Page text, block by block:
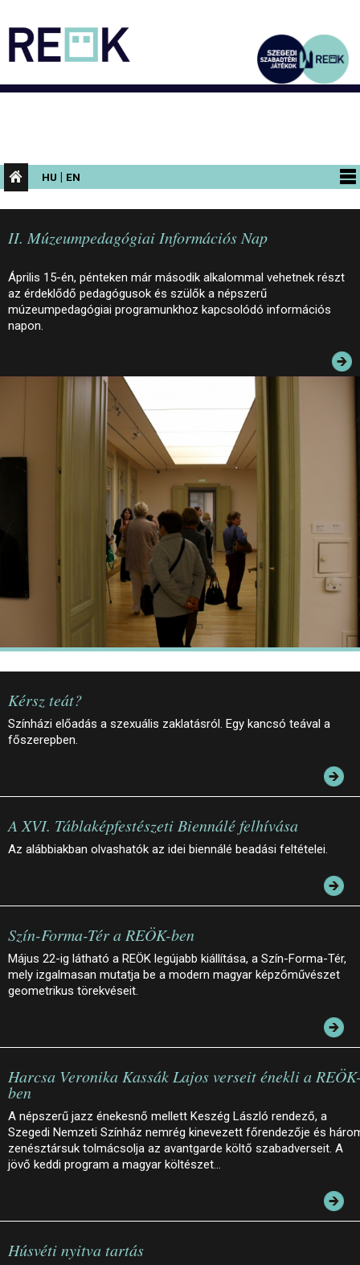
HU | EN
PROGRAMOK
KIÁLLÍTÁSOK
AZ ÉPÜLET
INFORMÁCIÓK
ELÉRHETŐSÉG
PALOTASÉTÁK ÉS VEZETÉSEK
KÖZÉRDEKŰ ADATOK
II. Múzeumpedagógiai Információs Nap
Április 15-én, pénteken már második alkalommal vehetnek részt
az érdeklődő pedagógusok és szülők a népszerű
múzeumpedagógiai programunkhoz kapcsolódó információs
napon.
Kérsz teát?
Színházi előadás a szexuális zaklatásról. Egy kancsó teával a
főszerepben.
A XVI. Táblaképfestészeti Biennálé felhívása
Az alábbiakban olvashatók az idei biennálé beadási feltételei.
Szín-Forma-Tér a REÖK-ben
Május 22-ig látható a REÖK legújabb kiállítása, a Szín-Forma-Tér,
mely izgalmasan mutatja be a modern magyar képzőművészet
geometrikus törekvéseit.
Harcsa Veronika Kassák Lajos verseit énekli a
ben
A népszerű jazz énekesnő mellett Keszég László rendező, a
Szegedi Nemzeti Színház nemrég kinevezett főrendezője és
zenésztársuk tolmácsolja az avantgarde költő szabadverseit. A
jövő keddi program a magyar költészet…
Húsvéti nyitva tartás